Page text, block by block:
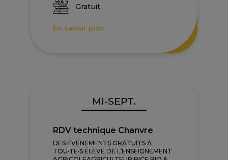
Gratuit
En savoir plus
MI-SEPT.
RDV technique Chanvre
DES ÉVÉNEMENTS GRATUITS À
TOU·TE·S ÉLÈVE DE L’ENSEIGNEMENT